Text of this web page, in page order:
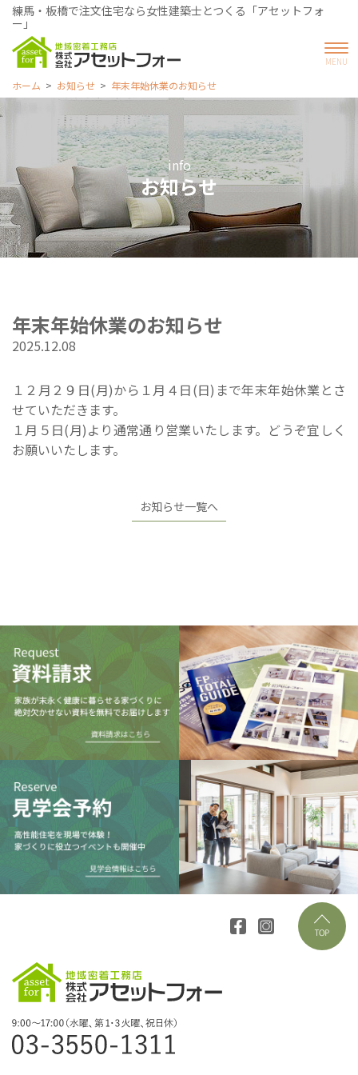
練馬・板橋で注文住宅なら女性建築士とつくる「アセットフォ
ー」
ホーム お知らせ 年末年始休業のお知らせ
info
お知らせ
年末年始休業のお知らせ
2025.12.08
１２月２９日(月)から１月４日(日)まで年末年始休業とさ
せていただきます。
１月５日(月)より通常通り営業いたします。どうぞ宜しく
お願いいたします。
お知らせ一覧へ